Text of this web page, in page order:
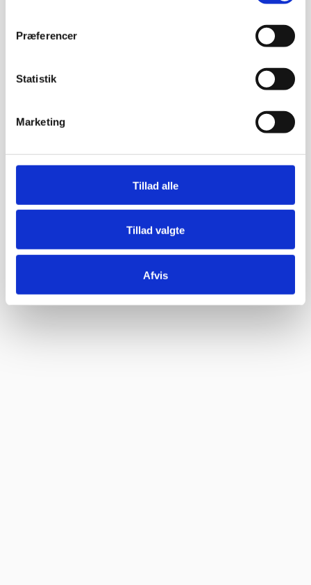
Præferencer
Statistik
Marketing
Tillad alle
Tillad valgte
Afvis